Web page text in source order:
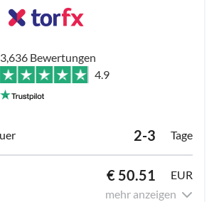
3,636 Bewertungen
4.9
2-3 Tage
€ 50.51
EUR
mehr anzeigen